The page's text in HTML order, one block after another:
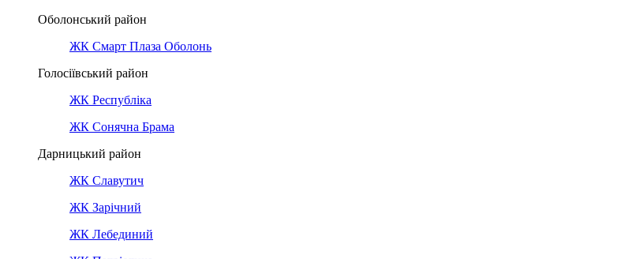
Оболонський район
ЖК Смарт Плаза Оболонь
Голосіївський район
ЖК Республіка
ЖК Сонячна Брама
Дарницький район
ЖК Славутич
ЖК Зарічний
ЖК Лебединий